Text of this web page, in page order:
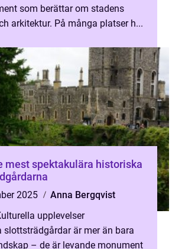
som berättar om stadens
arkitektur. På många platser h...
mest spektakulära historiska
2025
Anna Bergqvist
upplevelser
slottsträdgårdar är mer än bara
– de är levande monument